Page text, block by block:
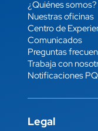
Enlace
¿Quiénes somos?
Nuestras oficinas
Centro de
Comunicados
Preguntas
Trabaja con
Notificaciones
Legal